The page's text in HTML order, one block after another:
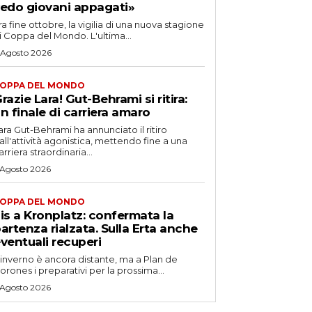
giovani appagati»
fine ottobre, la vigilia di una nuova stagione
Coppa del Mondo. L'ultima...
2026
DEL MONDO
Lara! Gut-Behrami si ritira:
finale di carriera amaro
Gut-Behrami ha annunciato il ritiro
agonistica, mettendo fine a una
straordinaria...
2026
DEL MONDO
a Kronplatz: confermata la
rialzata. Sulla Erta anche
recuperi
è ancora distante, ma a Plan de
i preparativi per la prossima...
2026